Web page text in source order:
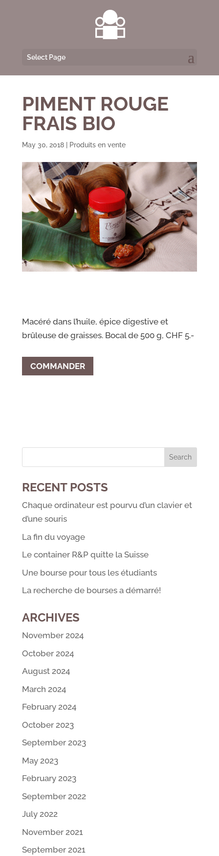
Select Page
PIMENT ROUGE
FRAIS BIO
May 30, 2018| Produits en vente
Macéré dans l’huile, épice digestive et
brûleuse de graisses. Bocal de 500 g, CHF 5.-
COMMANDER
RECENT POSTS
Chaque ordinateur est pourvu d’un clavier et
d’une souris
La fin du voyage
Le container R&P quitte la Suisse
Une bourse pour tous les étudiants
La recherche de bourses a démarré!
ARCHIVES
November 2024
October 2024
August 2024
March 2024
February 2024
October 2023
September 2023
May 2023
February 2023
September 2022
July 2022
November 2021
September 2021